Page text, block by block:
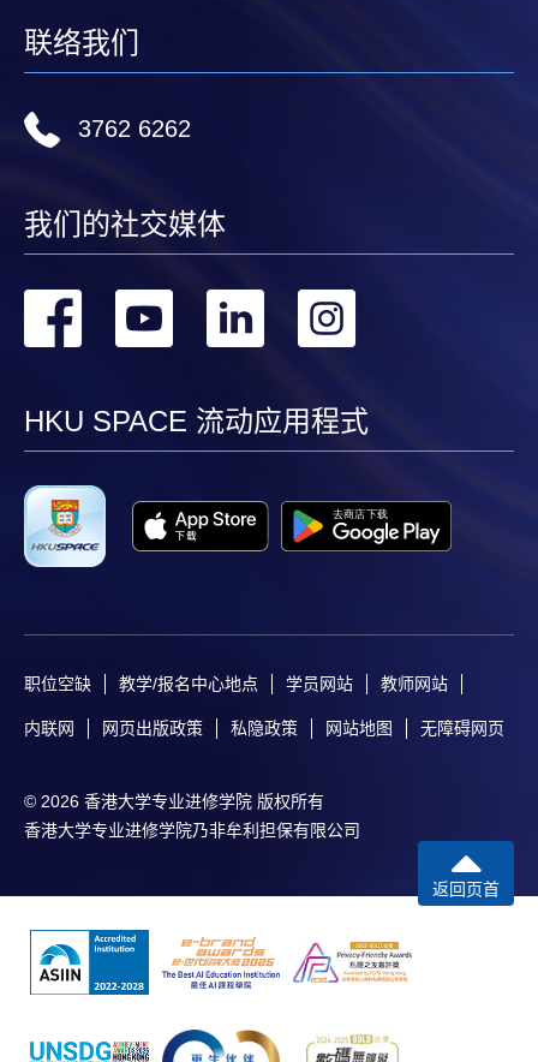
联络我们
3762 6262
我们的社交媒体
转
facebook
转
youtube
转
linkedin
HKU SPACE 流动应用程式
职位空缺 教学/报名中心地点 学员网站 教师网站
内联网 网页出版政策 私隐政策 网站地图 无障碍网页
© 2026 香港大学专业进修学院 版权所有
香港大学专业进修学院乃非牟利担保有限公司
返回页首